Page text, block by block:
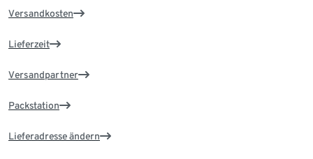
Versandkosten
Lieferzeit
Versandpartner
Packstation
Lieferadresse ändern